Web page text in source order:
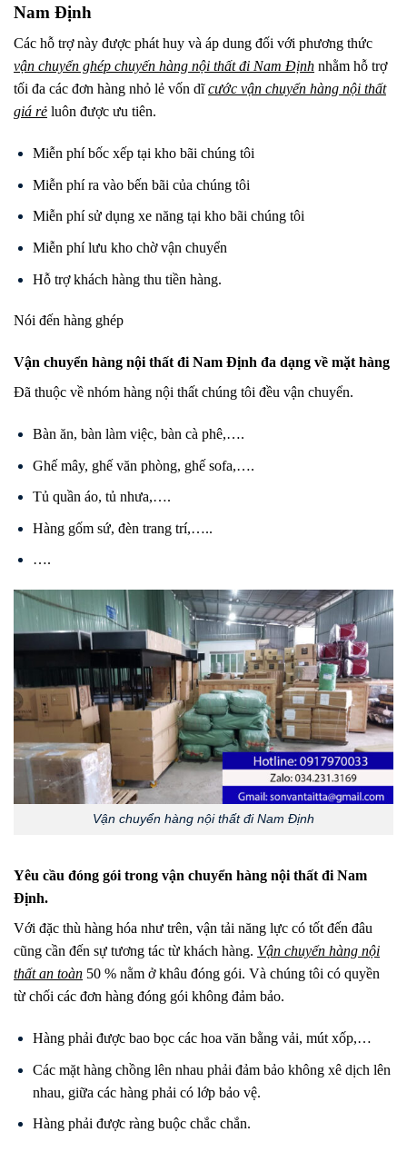
Nam Định
Các hỗ trợ này được phát huy và áp dung đối với phương thức
vận chuyển ghép chuyến hàng nội thất đi Nam Định nhằm hỗ trợ
tối đa các đơn hàng nhỏ lẻ vốn dĩcước vận chuyển hàng nội thất
giá rẻ luôn được ưu tiên.
Miễn phí bốc xếp tại kho bãi chúng tôi
Miễn phí ra vào bến bãi của chúng tôi
Miễn phí sử dụng xe năng tại kho bãi chúng tôi
Miễn phí lưu kho chờ vận chuyển
Hỗ trợ khách hàng thu tiền hàng.
Nói đến hàng ghép
Vận chuyển hàng nội thất đi Nam Định đa dạng về mặt hàng
Đã thuộc về nhóm hàng nội thất chúng tôi đều vận chuyển.
Bàn ăn, bàn làm việc, bàn cà phê,….
Ghế mây, ghế văn phòng, ghế sofa,….
Tủ quần áo, tủ nhưa,….
Hàng gốm sứ, đèn trang trí,…..
….
Vận chuyển hàng nội thất đi Nam Định
Yêu cầu đóng gói trong vận chuyển hàng nội thất đi Nam
Định.
Với đặc thù hàng hóa như trên, vận tải năng lực có tốt đến đâu
cũng cần đến sự tương tác từ khách hàng. Vận chuyển hàng nội
thất an toàn 50 % nằm ở khâu đóng gói. Và chúng tôi có quyền
từ chối các đơn hàng đóng gói không đảm bảo.
Hàng phải được bao bọc các hoa văn bằng vải, mút xốp,…
Các mặt hàng chồng lên nhau phải đảm bảo không xê dịch lên
nhau, giữa các hàng phải có lớp bảo vệ.
Hàng phải được ràng buộc chắc chắn.